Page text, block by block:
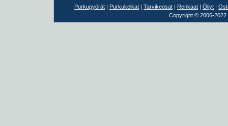
Purkupyörät | Purkukelkat | Tarvikeosat | Renkaat | Öljyt |
Copyright © 2006-2022